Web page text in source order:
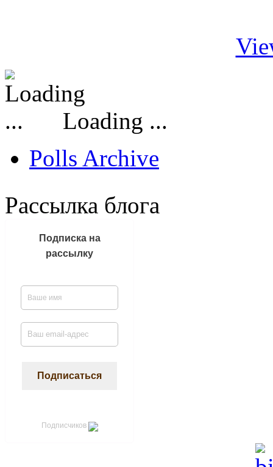
Loading ...
Polls Archive
Рассылка блога
Подписка на
рассылку
Подписчиков